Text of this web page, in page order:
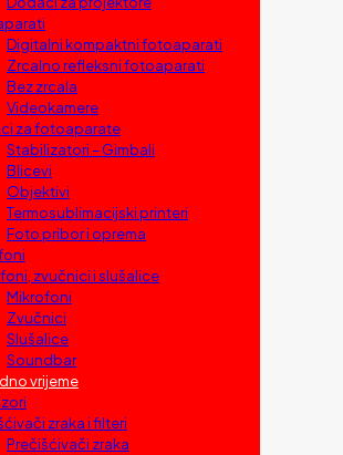
Digitalni kompaktni fotoaparati
Zrcalno refleksni fotoaparati
Bez zrcala
Videokamere
za fotoaparate
Stabilizatori – Gimbali
Blicevi
Objektivi
Termosublimacijski printeri
Foto pribor i oprema
zvučnici i slušalice
Mikrofoni
Zvučnici
Slušalice
Soundbar
vrijeme
zraka i filteri
Prečišćivači zraka